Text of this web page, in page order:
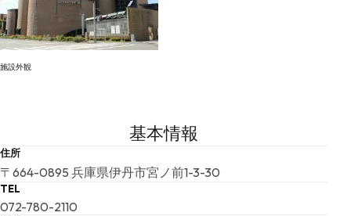
施設外観
基本情報
住所
〒664-0895 兵庫県伊丹市宮ノ前1-3-30
TEL
072-780-2110